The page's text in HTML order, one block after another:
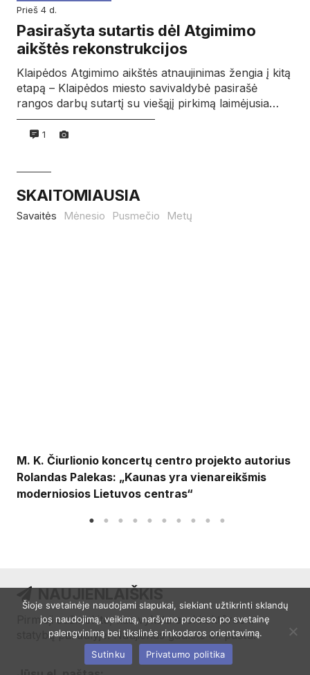
prieš 4 d.
Pasirašyta sutartis dėl Atgimimo
aikštės rekonstrukcijos
Klaipėdos Atgimimo aikštės atnaujinimas žengia į kitą
etapą – Klaipėdos miesto savivaldybė pasirašė
rangos darbų sutartį su viešąjį pirkimą laimėjusia…
1
SKAITOMIAUSIA
Savaitės Mėnesio Pusmečio Metų
M. K. Čiurlionio koncertų centro projekto autorius
Rolandas Palekas: „Kaunas yra vienareikšmis
moderniosios Lietuvos centras“
Pirmieji sužinokite, kas vyksta architektūros ir
statybų pasaulyje! Naujienas gaukite el. paštu.
Šioje svetainėje naudojami slapukai, siekiant užtikrinti sklandų
jos naudojimą, veikimą, naršymo proceso po svetainę
palengvinimą bei tikslinės rinkodaros orientavimą.
Sutinku
Privatumo politika